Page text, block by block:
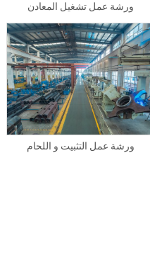
ورشة عمل تشغيل المعادن
ورشة عمل التثبيت و اللحام